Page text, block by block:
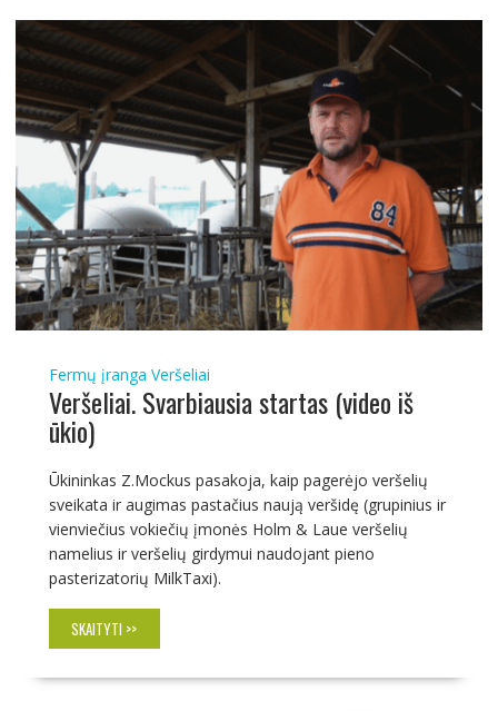
Fermų įranga Veršeliai
Veršeliai. Svarbiausia startas (video iš
ūkio)
Ūkininkas Z.Mockus pasakoja, kaip pagerėjo veršelių
sveikata ir augimas pastačius naują veršidę (grupinius ir
vienviečius vokiečių įmonės Holm & Laue veršelių
namelius ir veršelių girdymui naudojant pieno
pasterizatorių MilkTaxi).
SKAITYTI >>